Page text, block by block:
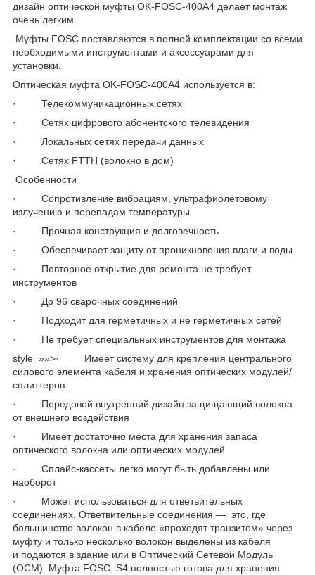
дизайн оптической муфты OK-FOSC-400A4 делает монтаж
очень легким.
Муфты FOSC поставляются в полной комплектации со всеми
необходимыми инструментами и аксессуарами для
установки.
Оптическая муфта OK-FOSC-400A4 используется в:
·
Телекоммуникационных сетях
·
Сетях цифрового абонентского телевидения
·
Локальных сетях передачи данных
·
Сетях FTTH (волокно в дом)
Особенности
·
Сопротивление вибрациям, ультрафиолетовому
излучению и перепадам температуры
·
Прочная конструкция и долговечность
·
Обеспечивает защиту от проникновения влаги и воды
·
Повторное открытие для ремонта не требует
инструментов
·
До 96 сварочных соединений
·
Подходит для герметичных и не герметичных сетей
·
Не требует специальных инструментов для монтажа
style=»»>·
Имеет систему для крепления центрального
силового элемента кабеля и хранения оптических модулей/
сплиттеров
·
Передовой внутренний дизайн защищающий волокна
от внешнего воздействия
·
Имеет достаточно места для хранения запаса
оптического волокна или оптических модулей
·
Сплайс-кассеты легко могут быть добавлены или
наоборот
·
Может использоваться для ответвительных
соединениях. Ответвительные соединения — это, где
большинство волокон в кабеле «проходят транзитом» через
муфту и только несколько волокон выделены из кабеля
и подаются в здание или в Оптический Сетевой Модуль
(ОСМ). Муфта FOSC S4 полностью готова для хранения